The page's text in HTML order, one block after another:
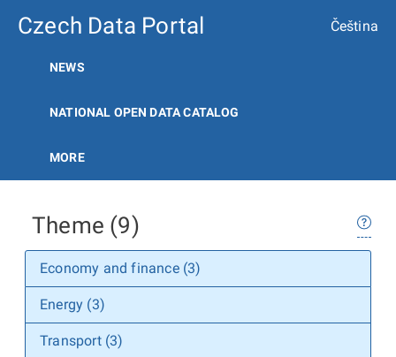
Czech Data Portal Čeština
NEWS
NATIONAL OPEN DATA CATALOG
MORE
Theme (9)
Economy and finance (3)
Energy (3)
Transport (3)